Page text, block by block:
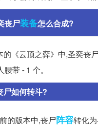
丧尸装备怎么合成?
的《云顶之弈》中,圣奕丧
带 - 1 个。
尸如何转斗?
的版本中,丧尸阵容转化